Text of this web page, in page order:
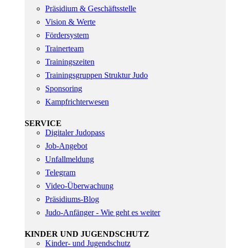
Präsidium & Geschäftsstelle
Vision & Werte
Fördersystem
Trainerteam
Trainingszeiten
Trainingsgruppen Struktur Judo
Sponsoring
Kampfrichterwesen
SERVICE
Digitaler Judopass
Job-Angebot
Unfallmeldung
Telegram
Video-Überwachung
Präsidiums-Blog
Judo-Anfänger - Wie geht es weiter
KINDER UND JUGENDSCHUTZ
Kinder- und Jugendschutz